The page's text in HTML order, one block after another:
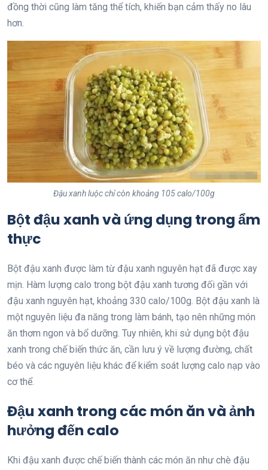
đồng thời cũng làm tăng thể tích, khiến bạn cảm thấy no lâu
hơn.
Đậu xanh luộc chỉ còn khoảng 105 calo/100g
Bột đậu xanh và ứng dụng trong ẩm
thực
Bột đậu xanh được làm từ đậu xanh nguyên hạt đã được xay
mịn. Hàm lượng calo trong bột đậu xanh tương đối gần với
đậu xanh nguyên hạt, khoảng 330 calo/100g. Bột đậu xanh là
một nguyên liệu đa năng trong làm bánh, tạo nên những món
ăn thơm ngon và bổ dưỡng. Tuy nhiên, khi sử dụng bột đậu
xanh trong chế biến thức ăn, cần lưu ý về lượng đường, chất
béo và các nguyên liệu khác để kiểm soát lượng calo nạp vào
cơ thể.
Đậu xanh trong các món ăn và ảnh
hưởng đến calo
Khi đậu xanh được chế biến thành các món ăn như chè đậu